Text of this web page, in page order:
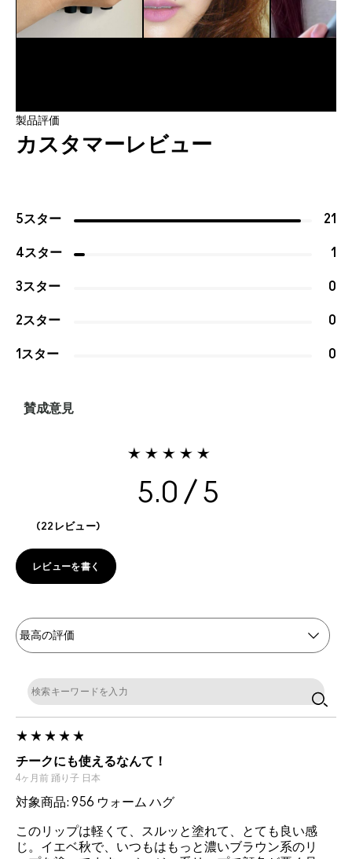
製品評価
カスタマーレビュー
5スター 21
4スター 1
3スター 0
2スター 0
1スター 0
賛成意見
5.0
22レビュー
レビューを書く
チークにも使えるなんて！
4ヶ月前 踊り子 日本
対象商品: 956 ウォーム ハグ
このリップは軽くて、スルッと塗れて、とても良い感
じ。イエベ秋で、いつもはもっと濃いブラウン系のリ